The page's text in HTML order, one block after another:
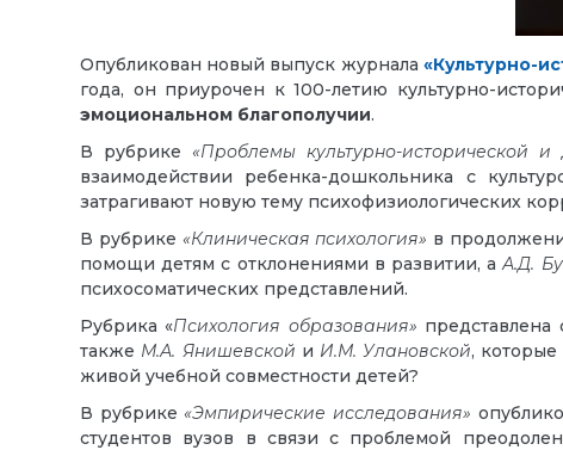
Опубликован новый выпуск журнала «Культурно-
года, он приурочен к 100-летию культурно-
эмоциональном благополучии.
В рубрике«Проблемы культурно-исторической и
взаимодействии ребенка-дошкольника с
затрагивают новую тему психофизиологических
В рубрике «Клиническая психология» в
помощи детям с отклонениями в развитии, аА.Д.
психосоматических представлений.
Рубрика «Психология образования» представлена
также М.А. Янишевской и И.М. Улановской, которые
живой учебной совместности детей?
В рубрике«Эмпирические исследования»
студентов вузов в связи с проблемой